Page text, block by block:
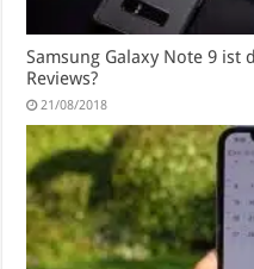
Samsung Galaxy Note 9 ist
Reviews?
21/08/2018